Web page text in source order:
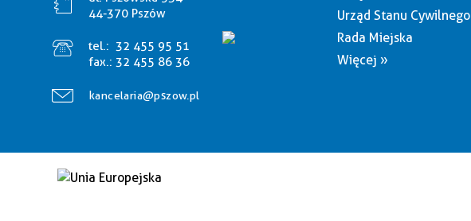
44-370 Pszów
tel.: 32 455 95 51
fax.: 32 455 86 36
kancelaria@pszow.pl
Urząd Stanu Cywilnego
Rada Miejska
Więcej »